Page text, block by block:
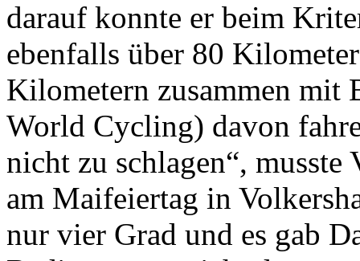
darauf konnte er beim
ebenfalls über 80
Kilometern zusammen mit
World Cycling) davon
nicht zu schlagen“,
am Maifeiertag in
nur vier Grad und es gab